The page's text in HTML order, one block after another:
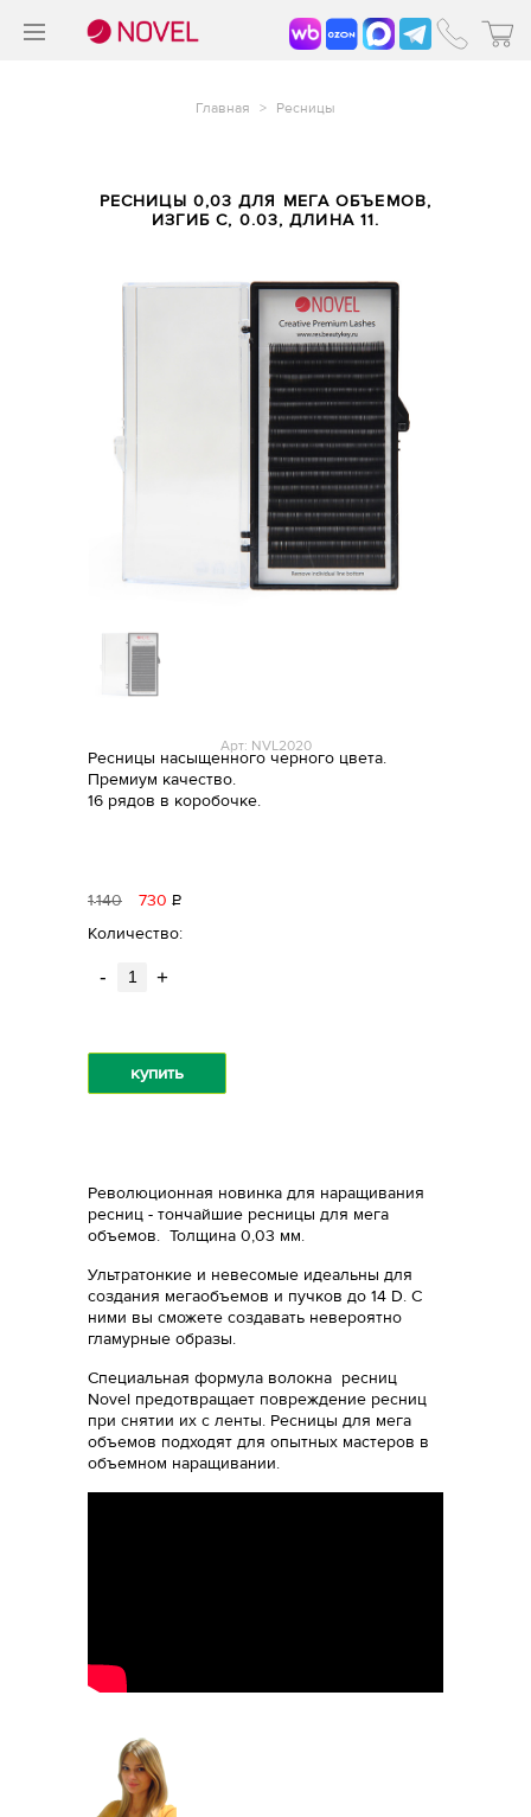
Главная > Ресницы
РЕСНИЦЫ 0,03 ДЛЯ МЕГА ОБЪЕМОВ,
ИЗГИБ C, 0.03, ДЛИНА 11.
Арт: NVL2020
Ресницы насыщенного черного цвета.
Премиум качество.
16 рядов в коробочке.
1140 730 Р
Количество:
- +
купить
Революционная новинка для наращивания
ресниц - тончайшие ресницы для мега
объемов. Толщина 0,03 мм.
Ультратонкие и невесомые идеальны для
создания мегаобъемов и пучков до 14 D. С
ними вы сможете создавать невероятно
гламурные образы.
Специальная формула волокна ресниц
Novel предотвращает повреждение ресниц
при снятии их с ленты. Ресницы для мега
объемов подходят для опытных мастеров в
объемном наращивании.